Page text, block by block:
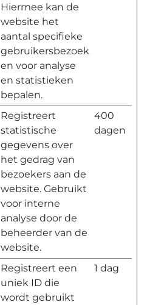
Hiermee kan de
website het
aantal specifieke
gebruikersbezoek
en voor analyse
en statistieken
bepalen.
Registreert
statistische
gegevens over
het gedrag van
bezoekers aan de
website. Gebruikt
voor interne
analyse door de
beheerder van de
website.
400
dagen
Registreert een
uniek ID die
wordt gebruikt
1 dag